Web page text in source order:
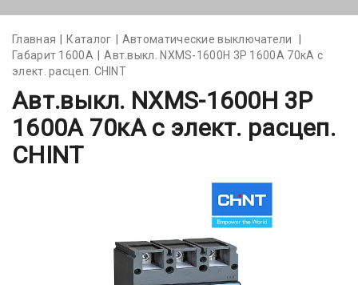
Главная Каталог
Автоматические выключатели
Габарит 1600А
Авт.выкл. NXMS-1600H 3Р 1600A 70кА с
элект. расцеп. CHINT
Авт.выкл. NXMS-1600H 3Р
1600A 70кА с элект. расцеп.
CHINT